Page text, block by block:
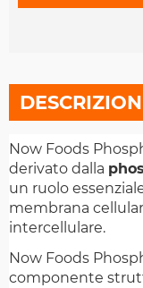
Now Foods
derivato dalla
un ruolo
membrana
intercellulare.
Now Foods
componente